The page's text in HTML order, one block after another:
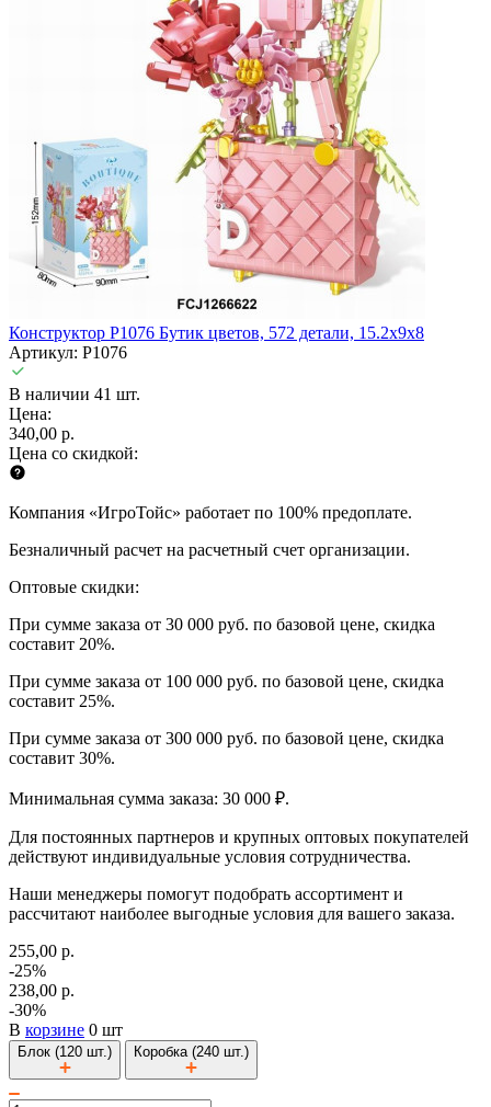
Конструктор P1076 Бутик цветов, 572 детали, 15.2х9х8
Артикул: P1076
В наличии 41 шт.
Цена:
340,00 р.
Цена со скидкой:
Компания «ИгроТойс» работает по 100% предоплате.
Безналичный расчет на расчетный счет организации.
Оптовые скидки:
При сумме заказа от 30 000 руб. по базовой цене, скидка
составит 20%.
При сумме заказа от 100 000 руб. по базовой цене, скидка
составит 25%.
При сумме заказа от 300 000 руб. по базовой цене, скидка
составит 30%.
Минимальная сумма заказа: 30 000 ₽.
Для постоянных партнеров и крупных оптовых покупателей
действуют индивидуальные условия сотрудничества.
Наши менеджеры помогут подобрать ассортимент и
рассчитают наиболее выгодные условия для вашего заказа.
255,00 р.
-25%
238,00 р.
-30%
В корзине 0 шт
Блок (120 шт.) Коробка (240 шт.)